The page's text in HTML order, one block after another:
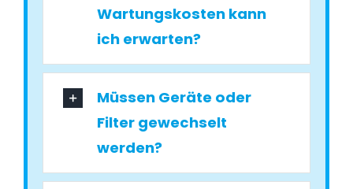
Wartungskosten kann
ich erwarten?
Müssen Geräte oder
Filter gewechselt
werden?